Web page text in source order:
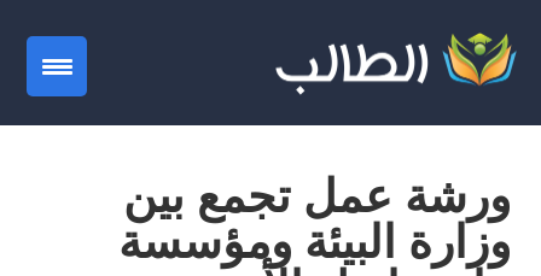
ورشة عمل تجمع بين
وزارة البيئة ومؤسسة